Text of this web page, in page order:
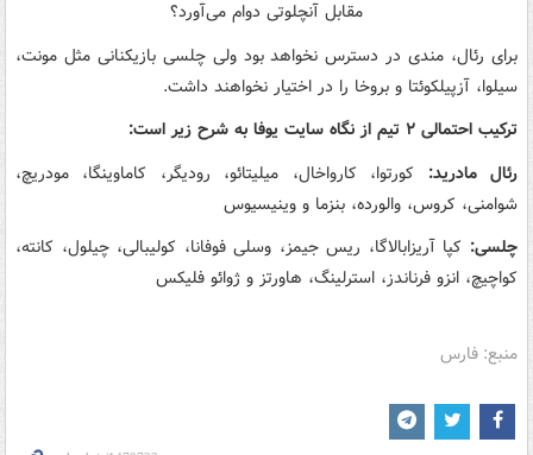
برای رئال، مندی در دسترس نخواهد بود ولی چلسی بازیکنانی مثل مونت،
سیلوا، آزپیلکوئتا و بروخا را در اختیار نخواهند داشت.
ترکیب احتمالی ۲ تیم از نگاه سایت یوفا به شرح زیر است:
رئال مادرید: کورتوا، کارواخال، میلیتائو، رودیگر، کاماوینگا، مودریچ،
شوامنی، کروس، والورده، بنزما و وینیسیوس
چلسی: کپا آریزابالاگا، ریس جیمز، وسلی فوفانا، کولیبالی، چیلول، کانته،
کواچیچ، انزو فرناندز، استرلینگ، هاورتز و ژوائو فلیکس
منبع: فارس